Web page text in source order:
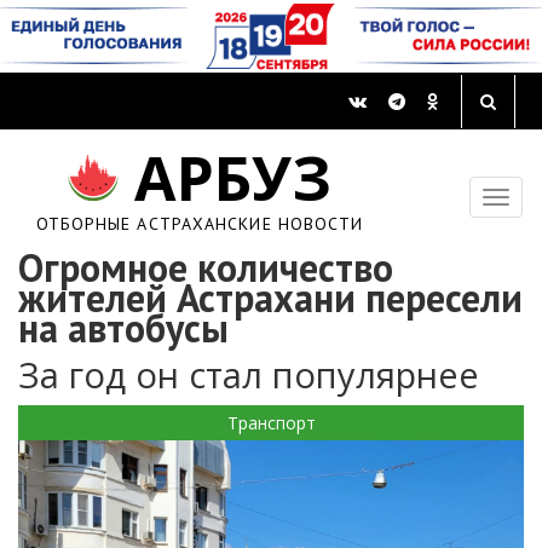
АРБУЗ
ОТБОРНЫЕ АСТРАХАНСКИЕ НОВОСТИ
Огромное количество
жителей Астрахани пересели
на автобусы
За год он стал популярнее
Транспорт